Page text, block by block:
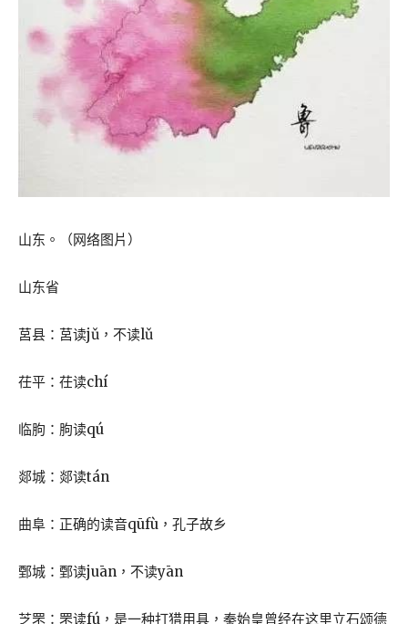
山东。（网络图片）
山东省
莒县：莒读jǔ，不读lǔ
茌平：茌读chí
临朐：朐读qú
郯城：郯读tán
曲阜：正确的读音qūfù，孔子故乡
鄄城：鄄读juān，不读yān
芝罘：罘读fú，是一种打猎用具，秦始皇曾经在这里立石颂德